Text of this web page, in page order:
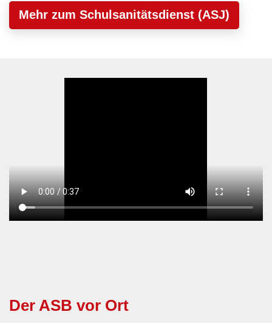
Mehr zum Schulsanitätsdienst (ASJ)
Der ASB vor Ort